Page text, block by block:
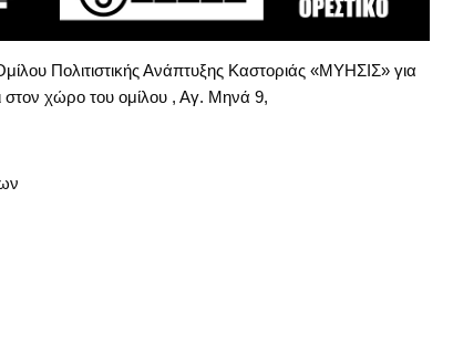
Πολιτιστικής Ανάπτυξης Καστοριάς «ΜΥΗΣΙΣ» για
στον χώρο του ομίλου , Αγ. Μηνά 9,